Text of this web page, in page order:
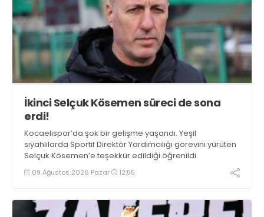
İkinci Selçuk Kösemen süreci de sona
erdi!
Kocaelispor’da şok bir gelişme yaşandı. Yeşil
siyahlılarda Sportif Direktör Yardımcılığı görevini yürüten
Selçuk Kösemen’e teşekkür edildiği öğrenildi.
09 Ağustos 2026 Pazar 12:55